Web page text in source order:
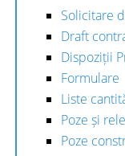
Solicitare
Draft
Dispoziții
Formulare
Liste
Poze și
Poze